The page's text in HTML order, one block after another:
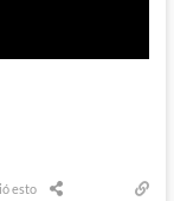
esto